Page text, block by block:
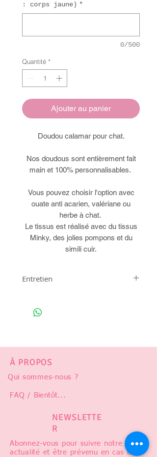
: corps jaune) *
0/500
Quantité *
Ajouter au panier
Doudou calamar pour chat.
Nos doudous sont entièrement fait
main et 100% personnalisables.
Vous pouvez choisir l'option avec
ouate anti acarien, valériane ou
herbe à chat.
Le tissus est réalisé avec du tissus
Minky, des jolies pompons et du
simili cuir.
Entretien
À PROPOS
Qui sommes-nous ?
FAQ / Bientôt...
NEWSLETTE
R
Abonnez-vous pour suivre notre
actualité et être prévenu en cas de